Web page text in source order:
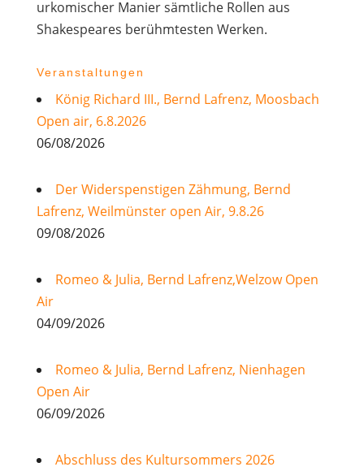
urkomischer Manier sämtliche Rollen aus
Shakespeares berühmtesten Werken.
Veranstaltungen
König Richard III., Bernd Lafrenz, Moosbach
Open air, 6.8.2026
06/08/2026
Der Widerspenstigen Zähmung, Bernd
Lafrenz, Weilmünster open Air, 9.8.26
09/08/2026
Romeo & Julia, Bernd Lafrenz,Welzow Open
Air
04/09/2026
Romeo & Julia, Bernd Lafrenz, Nienhagen
Open Air
06/09/2026
Abschluss des Kultursommers 2026